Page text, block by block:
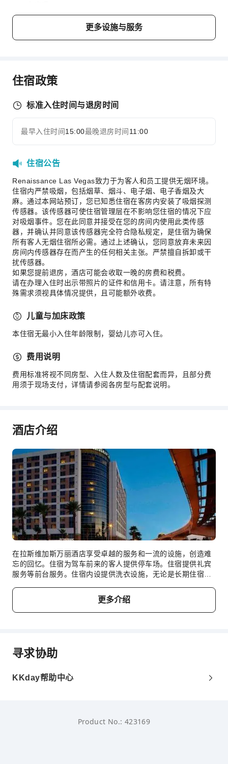
商务服务
运动设施
保龄球场
徒步旅行
骑马
滑雪
壁球室
独木舟
交通服务
租车服务
清洁服务
干洗服务
公共区域设施
公用区wifi
自动售货机
自动取款机
停车场
代客泊车
礼宾服务
快速入住退房
安全与安保
公共区域监控
灭火器
安保人员
烟雾报警器
无障碍设施服务
无障碍通道
附设自助停车场
展开全部
更多设施与服务
住宿政策
标准入住时间与退房时间
最早入住时间15:00最晚退房时间 11:00
住宿公告
Renaissance Las Vegas致力于为客人和员工提供无烟环境。
住宿内严禁吸烟，包括烟草、烟斗、电子烟、电子香烟及大
麻。通过本网站预订，您已知悉住宿在客房内安装了吸烟探测
传感器。该传感器可使住宿管理层在不影响您住宿的情况下应
对吸烟事件。您在此同意并接受在您的房间内使用此类传感
器，并确认并同意该传感器完全符合隐私规定，是住宿为确保
所有客人无烟住宿所必需。通过上述确认，您同意放弃未来因
房间内传感器存在而产生的任何相关主张。严禁擅自拆卸或干
扰传感器。
如果您提前退房，酒店可能会收取一晚的房费和税费。
请在办理入住时出示带照片的证件和信用卡。请注意，所有特
殊需求须视具体情况提供，且可能额外收费。
儿童与加床政策
本住宿无最小入住年龄限制，婴幼儿亦可入住。
费用说明
费用标准将视不同房型、入住人数及住宿配套而异，且部分费
用须于现场支付，详情请参阅各房型与配套说明。
酒店介绍
在拉斯维加斯万丽酒店享受卓越的服务和一流的设施，创造难
忘的回忆。住宿为驾车前来的客人提供停车场。住宿提供礼宾
服务等前台服务。住宿内设提供洗衣设施，无论是长期住宿还
穿。 在悠闲的白天和晚上，客房送餐服务等房内设施可让您充
分享受在客房内的时光。为确保所有客人的健康，并避免对其
他客人造成任何不便，住宿内全面禁止吸烟。为了确保您获得
受室内视频流媒体、每日报纸或电视带来的乐趣。 住宿的部分
客房会在必要时提供室内饮料。住宿了解浴室设施对于提高客
吹风机。 以理想的方式开启您的假期体验。每天早晨，您均可
更多介绍
寻求协助
KKday帮助中心
Product No.: 423169